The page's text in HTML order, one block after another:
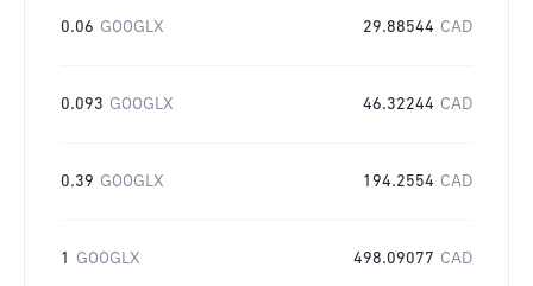
0.06 GOOGLX 29.88544 CAD
0.093 GOOGLX 46.32244 CAD
0.39 GOOGLX 194.2554 CAD
1 GOOGLX 498.09077 CAD